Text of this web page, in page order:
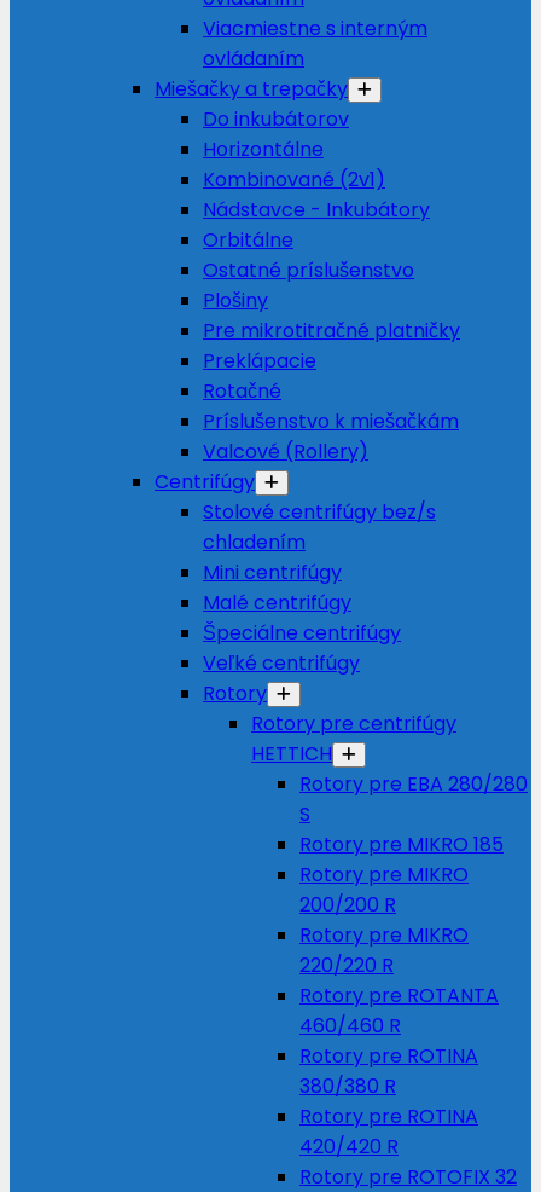
Viacmiestne s interným
ovládaním
Miešačky a trepačky
Do inkubátorov
Horizontálne
Kombinované (2v1)
Nádstavce - Inkubátory
Orbitálne
Ostatné príslušenstvo
Plošiny
Pre mikrotitračné platničky
Preklápacie
Rotačné
Príslušenstvo k miešačkám
Valcové (Rollery)
Centrifúgy
Stolové centrifúgy bez/s
chladením
Mini centrifúgy
Malé centrifúgy
Špeciálne centrifúgy
Veľké centrifúgy
Rotory
Rotory pre centrifúgy
HETTICH
Rotory pre EBA 280/280
S
Rotory pre MIKRO 185
Rotory pre MIKRO
200/200 R
Rotory pre MIKRO
220/220 R
Rotory pre ROTANTA
460/460 R
Rotory pre ROTINA
380/380 R
Rotory pre ROTINA
420/420 R
Rotory pre ROTOFIX 32